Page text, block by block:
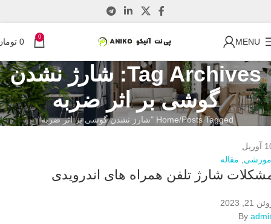
MENU
0
0
Tag Archives: شارژ نشدن
گوشی بر اثر ضربه
Home Posts Tagged "شارژ نشدن گوشی بر اثر ضربه"
آوریل
مقاله
شارژ تلفن همراه های اندرویدی
21, 2023
By